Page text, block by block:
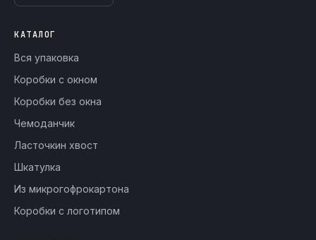
КАТАЛОГ
Вся упаковка
Коробки с окном
Коробки без окна
Чемоданчик
Ласточкин хвост
Шкатулка
Из микрогофрокартона
Коробки с логотипом